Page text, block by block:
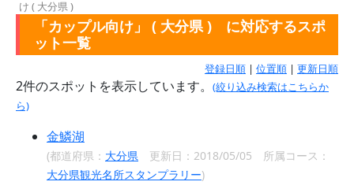
け ( 大分県 )
「カップル向け」 ( 大分県 ) に対応するスポ
ット一覧
登録日順 | 位置順 | 更新日順
2件のスポットを表示しています。
(絞り込み検索はこちらか
ら)
金鱗湖
(都道府県： 大分県 更新日：2018/05/05 所属コース：
大分県観光名所スタンプラリー)